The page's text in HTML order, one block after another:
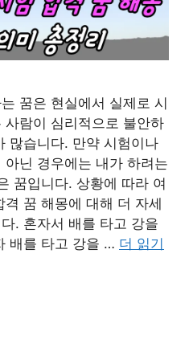
꿈은 현실에서 실제로 시
람이 심리적으로 불안하
많습니다. 만약 시험이나
닌 경우에는 내가 하려는
꿈입니다. 상황에 따라 여
꿈 해몽에 대해 더 자세
. 혼자서 배를 타고 강을
배를 타고 강을 … 더 읽기